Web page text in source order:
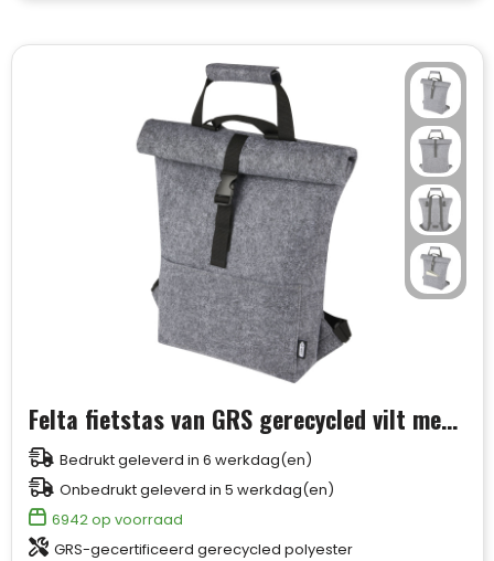
Felta fietstas van GRS gerecycled vilt met opgerolde bovenkant 13 l
Bedrukt geleverd in 6 werkdag(en)
Onbedrukt geleverd in 5 werkdag(en)
6942op voorraad
GRS-gecertificeerd gerecycled polyester